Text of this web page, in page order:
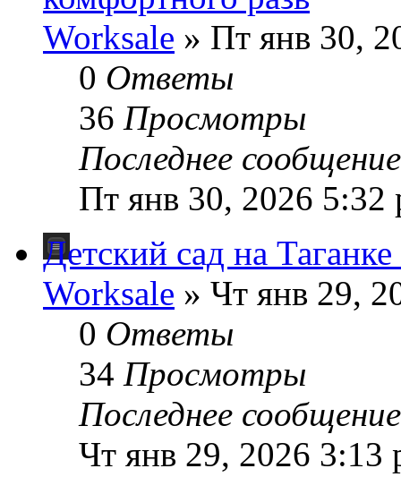
Worksale » Пт янв 30,
0 Ответы
36 Просмотры
Последнее
Пт янв 30, 2026 5:32
Детский сад на
Worksale » Чт янв 29,
0 Ответы
34 Просмотры
Последнее
Чт янв 29, 2026 3:13